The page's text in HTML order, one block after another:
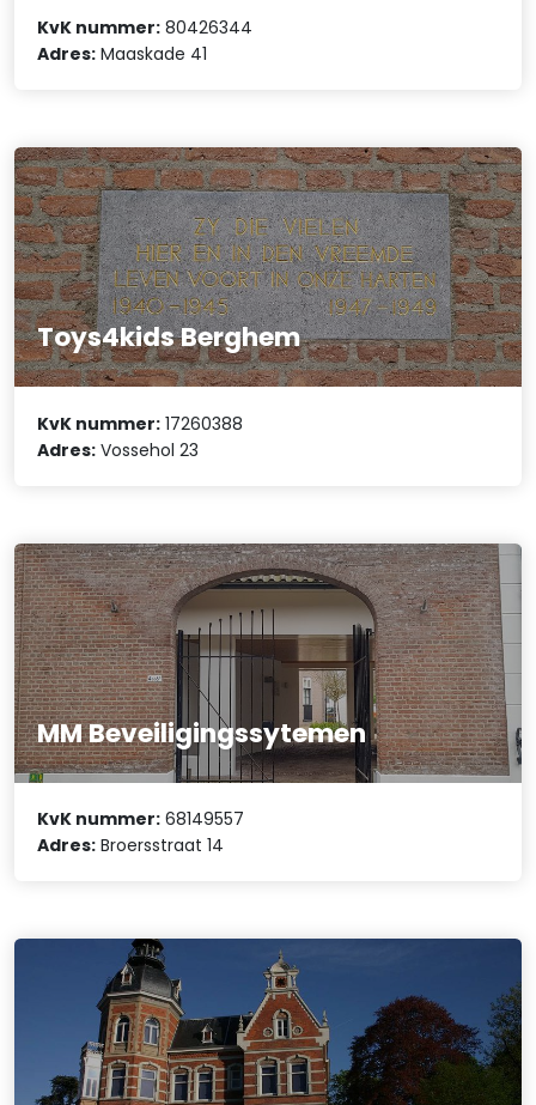
KvK nummer: 80426344
Adres: Maaskade 41
Toys4kids Berghem
KvK nummer: 17260388
Adres: Vossehol 23
MM Beveiligingssytemen
KvK nummer: 68149557
Adres: Broersstraat 14